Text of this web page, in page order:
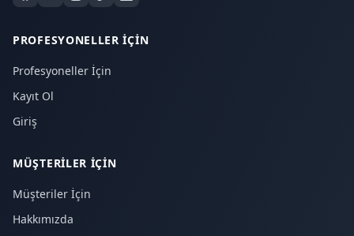
PROFESYONELLER İÇIN
Profesyoneller İçin
Kayıt Ol
Giriş
MÜŞTERILER İÇIN
Müşteriler İçin
Hakkımızda